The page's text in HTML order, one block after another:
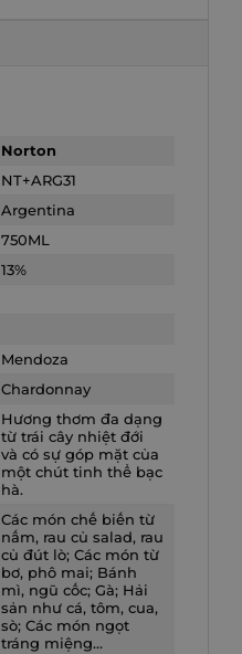
Norton
NT+ARG31
Argentina
750ML
13%
Mendoza
Chardonnay
Hương thơm đa dạng
từ trái cây nhiệt đới
và có sự góp mặt của
một chút tinh thể bạc
hà.
Các món chế biến từ
nấm, rau củ salad, rau
củ đút lò; Các món từ
bơ, phô mai; Bánh
mì, ngũ cốc; Gà; Hải
sản như cá, tôm, cua,
sò; Các món ngọt
tráng miệng…